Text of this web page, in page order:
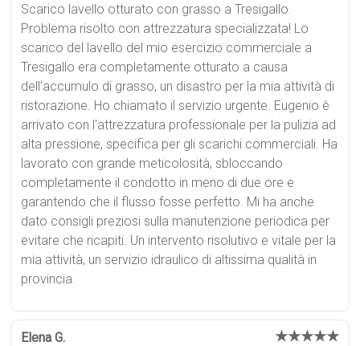
Scarico lavello otturato con grasso a Tresigallo.
Problema risolto con attrezzatura specializzata! Lo
scarico del lavello del mio esercizio commerciale a
Tresigallo era completamente otturato a causa
dell'accumulo di grasso, un disastro per la mia attività di
ristorazione. Ho chiamato il servizio urgente. Eugenio è
arrivato con l'attrezzatura professionale per la pulizia ad
alta pressione, specifica per gli scarichi commerciali. Ha
lavorato con grande meticolosità, sbloccando
completamente il condotto in meno di due ore e
garantendo che il flusso fosse perfetto. Mi ha anche
dato consigli preziosi sulla manutenzione periodica per
evitare che ricapiti. Un intervento risolutivo e vitale per la
mia attività, un servizio idraulico di altissima qualità in
provincia.
Elena G. ★★★★★